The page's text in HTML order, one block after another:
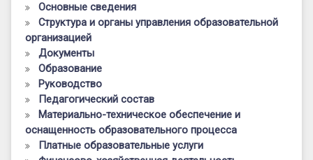
Основные сведения
Структура и органы управления образовательной
организацией
Документы
Образование
Руководство
Педагогический состав
Материально-техническое обеспечение и
оснащенность образовательного процесса
Платные образовательные услуги